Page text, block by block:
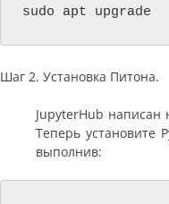
sudo apt upgrade
Шаг 2. Установка Питона.
JupyterHub написан
Теперь установите
выполнив: